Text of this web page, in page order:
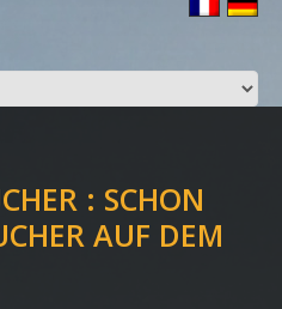
: SCHON
AUF DEM